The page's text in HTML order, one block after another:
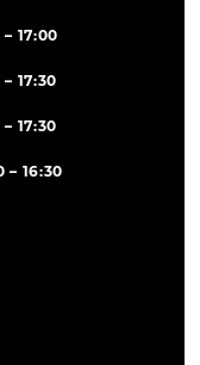
– 17:00
– 17:30
– 17:30
– 16:30